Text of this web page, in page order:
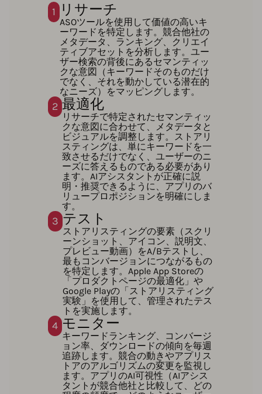
1 リサーチ
ASOツールを使用して価値の高いキ
ーワードを特定します。競合他社の
メタデータ、ランキング、クリエイ
ティブアセットを分析します。ユー
ザー検索の背後にあるセマンティッ
クな意図（キーワードそのものだけ
でなく、それを動かしている潜在的
なニーズ）をマッピングします。
2 最適化
リサーチで特定されたセマンティッ
クな意図に合わせて、メタデータと
ビジュアルを調整します。ストアリ
スティングは、単にキーワードを一
致させるだけでなく、ユーザーのニ
ーズに答えるものである必要があり
ます。AIアシスタントが正確に説
明・推奨できるように、アプリのバ
リュープロポジションを明確にしま
す。
3 テスト
ストアリスティングの要素（スクリ
ーンショット、アイコン、説明文、
プレビュー動画）をA/Bテストし、
最もコンバージョンにつながるもの
を特定します。Apple App Storeの
「プロダクトページの最適化」や
Google Playの「ストアリスティング
実験」を使用して、管理されたテス
トを実施します。
4 モニター
キーワードランキング、コンバージ
ョン率、ダウンロードの傾向を毎週
追跡します。競合の動きやアプリス
トアのアルゴリズムの変更を監視し
ます。アプリのAI可視性（AIアシス
タントが競合他社と比較して、どの